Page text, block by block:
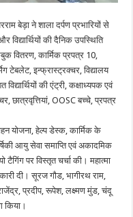
बेड़ा ने शाला दर्पण प्रभारियों से
विद्यार्थियों की दैनिक उपस्थिति
वितरण, कार्मिक प्रपत्र 10,
टेबलेट, इन्फ्रास्ट्रक्चर, विद्यालय
की एंट्री, कक्षाध्यपक एवं
छात्रवृत्तियां, OOSC बच्चे, प्रपत्र
योजना, हेल्प डेस्क, कार्मिक के
आयु सेवा समाप्ति एवं अकादमिक
पर विस्तृत चर्चा की। महात्मा
दी। सूरज गौड, भागीरथ राम,
प्रदीप, रूपेश, लक्ष्मण मुंड, चंदू
किया।